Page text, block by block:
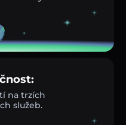
na trzích
služeb.